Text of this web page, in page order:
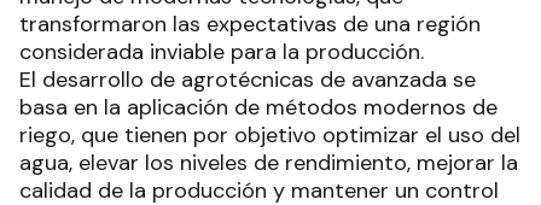
transformaron las expectativas de una región
considerada inviable para la producción.
El desarrollo de agrotécnicas de avanzada se
basa en la aplicación de métodos modernos de
riego, que tienen por objetivo optimizar el uso del
agua, elevar los niveles de rendimiento, mejorar la
calidad de la producción y mantener un control